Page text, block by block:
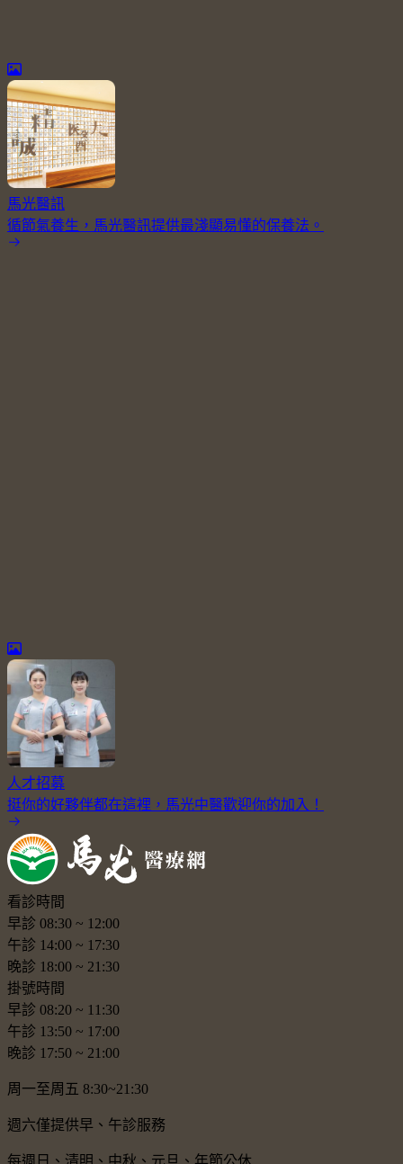
馬光醫訊
循節氣養生，馬光醫訊提供最淺顯易懂的保養法。
人才招募
挺你的好夥伴都在這裡，馬光中醫歡迎你的加入！
看診時間
早診 08:30 ~ 12:00
午診 14:00 ~ 17:30
晚診 18:00 ~ 21:30
掛號時間
早診 08:20 ~ 11:30
午診 13:50 ~ 17:00
晚診 17:50 ~ 21:00
周一至周五 8:30~21:30
週六僅提供早、午診服務
每週日、清明、中秋、元旦、年節公休